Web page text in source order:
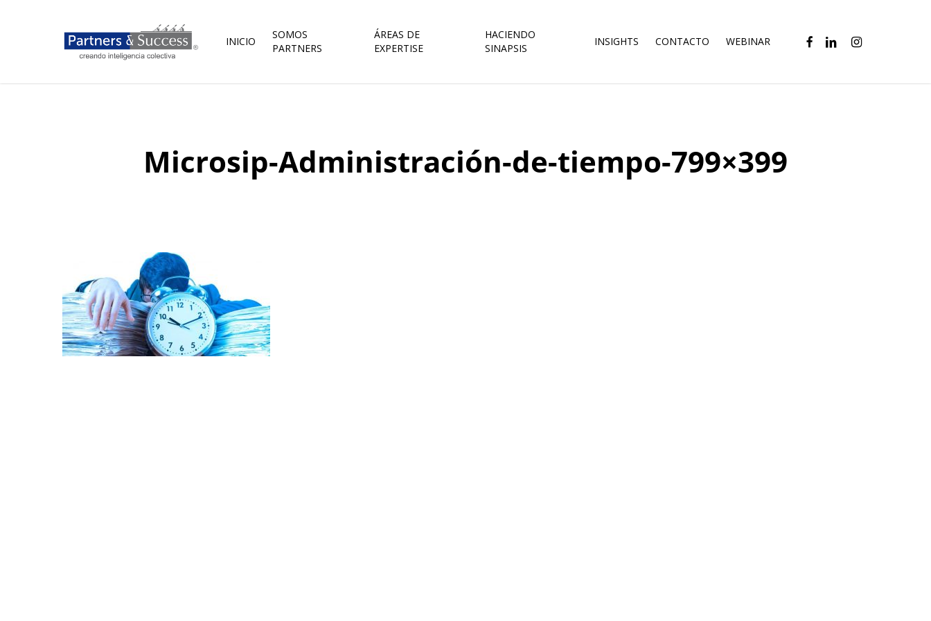
INICIO
SOMOS
PARTNERS
ÁREAS DE
EXPERTISE
HACIENDO
SINAPSIS
INSIGHTS CONTACTO WEBINAR FACEBOOKLINKEDININSTAGRAM
Microsip-Administración-de-tiempo-799×399